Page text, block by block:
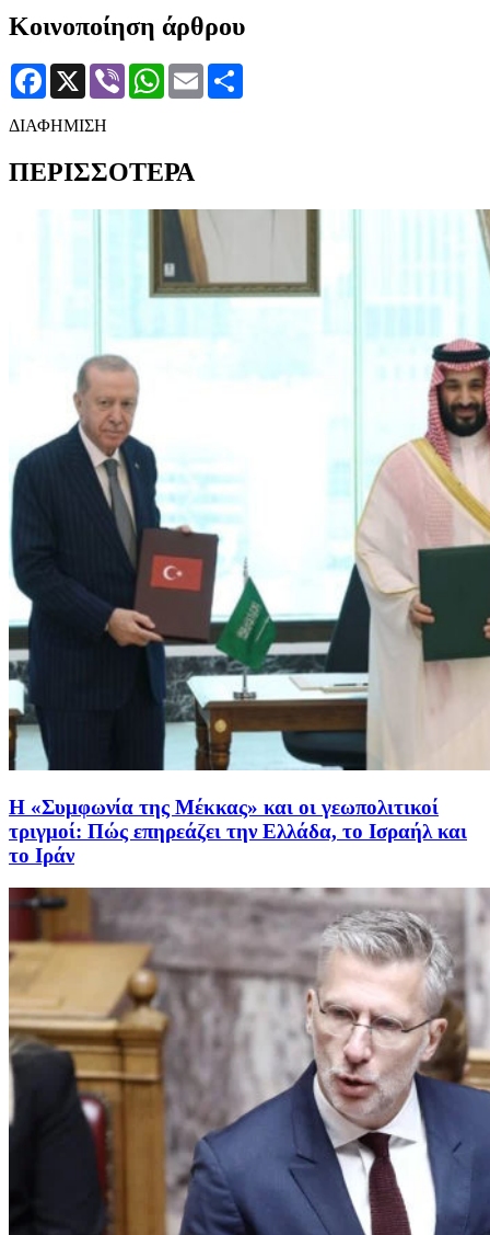
Κοινοποίηση άρθρου
Facebook
X Viber WhatsApp
Email
ΔΙΑΦΗΜΙΣΗ
ΠΕΡΙΣΣΟΤΕΡΑ
Η «Συμφωνία της Μέκκας» και οι γεωπολιτικοί
τριγμοί: Πώς επηρεάζει την Ελλάδα, το Ισραήλ και
το Ιράν